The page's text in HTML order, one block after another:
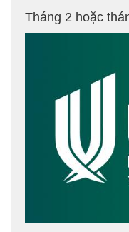
Tháng 2 hoặc